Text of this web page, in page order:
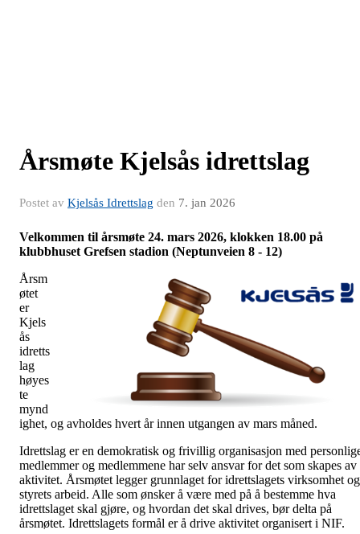
Årsmøte Kjelsås idrettslag
Postet av Kjelsås Idrettslag den 7. jan 2026
Velkommen til årsmøte 24. mars 2026, klokken 18.00 på
klubbhuset Grefsen stadion (Neptunveien 8 - 12)
Årsm
øtet
er
Kjels
ås
idretts
lag
høyes
te
mynd
ighet, og avholdes hvert år innen utgangen av mars måned.
Idrettslag er en demokratisk og frivillig organisasjon med
medlemmer og medlemmene har selv ansvar for det som skapes av
aktivitet. Årsmøtet legger grunnlaget for idrettslagets virksomhet og
styrets arbeid. Alle som ønsker å være med på å bestemme hva
idrettslaget skal gjøre, og hvordan det skal drives, bør delta på
årsmøtet. Idrettslagets formål er å drive aktivitet organisert i NIF.